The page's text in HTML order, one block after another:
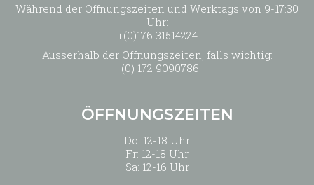
Während der Öffnungszeiten und Werktags von 9-17:30
Uhr:
+(0)176 31514224
Ausserhalb der Öffnungszeiten, falls wichtig:
+(0) 172 9090786
ÖFFNUNGSZEITEN
Do: 12-18 Uhr
Fr: 12-18 Uhr
Sa: 12-16 Uhr